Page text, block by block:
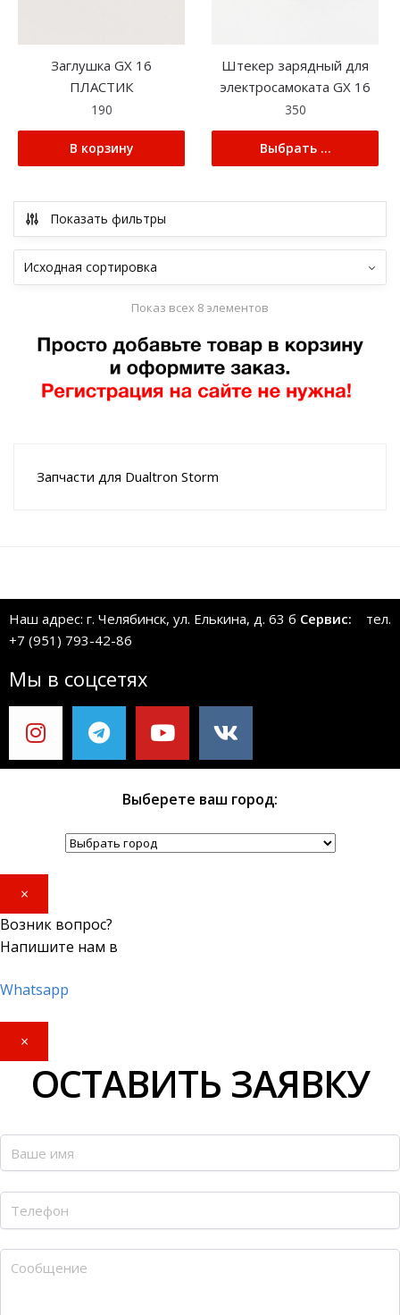
Заглушка GX 16
ПЛАСТИК
190
В корзину
Штекер зарядный для
электросамоката GX 16
350
Выбрать ...
Показать фильтры
Показ всех 8 элементов
Запчасти для Dualtron Storm
Наш адрес: г. Челябинск, ул. Елькина, д. 63 б Сервис: тел.
+7 (951) 793-42-86
Мы в соцсетях
Выберете ваш город:
×
Возник вопрос?
Напишите нам в
Whatsapp
×
ОСТАВИТЬ ЗАЯВКУ